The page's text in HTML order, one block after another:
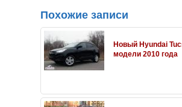
Похожие записи
Новый Hyundai
модели 2010 года